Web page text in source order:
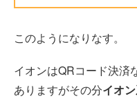
このようになりなす。
イオンはQRコード決済
ありますがその分イオ